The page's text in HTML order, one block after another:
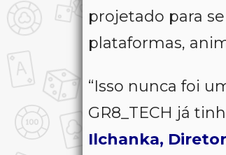
projetado para
plataformas,
“Isso nunca foi
GR8_TECH já
Ilchanka,